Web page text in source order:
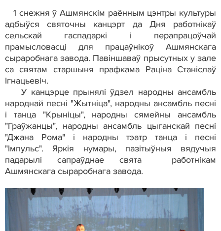
1 снежня ў Ашмянскім раённым цэнтры культуры
адбыўся святочны канцэрт да Дня работнікаў
сельскай гаспадаркі і перапрацоўчай
прамысловасці для працаўнікоў Ашмянскага
сыраробнага завода. Павіншаваў прысутных у зале
са святам старшыня прафкама Раціна Станіслаў
Ігнацьевіч.
У канцэрце прынялі ўдзел народны ансамбль
народнай песні "Жытніца", народны ансамбль песні
і танца "Крыніцы", народны сямейны ансамбль
"Граўжанцы", народны ансамбль цыганскай песні
"Джана Рома" і народны тэатр танца і песні
"Імпульс". Яркія нумары, пазітыўныя вядучыя
падарылі сапраўднае свята работнікам
Ашмянскага сыраробнага завода.